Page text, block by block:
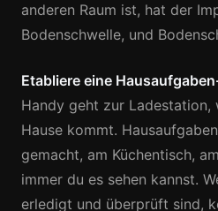
anderen Raum ist, hat der
Bodenschwelle, und
Etabliere eine
Handy geht zur Ladestation,
Hause kommt.
gemacht, am Küchentisch,
immer du es sehen kannst.
erledigt und überprüft sind,